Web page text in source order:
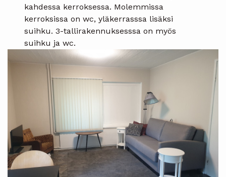
kahdessa kerroksessa. Molemmissa
kerroksissa on wc, yläkerrasssa lisäksi
suihku. 3-tallirakennuksesssa on myös
suihku ja wc.